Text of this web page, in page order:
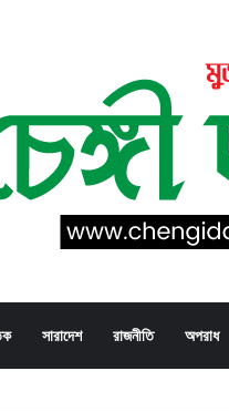
সারাদেশ রাজনীতি অপরাধ